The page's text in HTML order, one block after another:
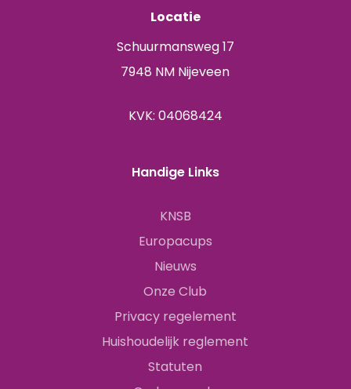
Locatie
Schuurmansweg 17
7948 NM Nijeveen
KVK: 04068424
Handige Links
KNSB
Europacups
Nieuws
Onze Club
Privacy regelement
Huishoudelijk reglement
Statuten